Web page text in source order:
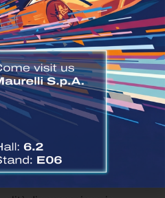
strategico per la
supporto
sul corretto utilizzo e